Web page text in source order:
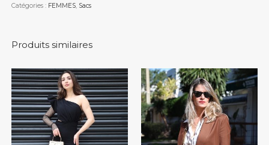
Catégories : FEMMES, Sacs
Produits similaires